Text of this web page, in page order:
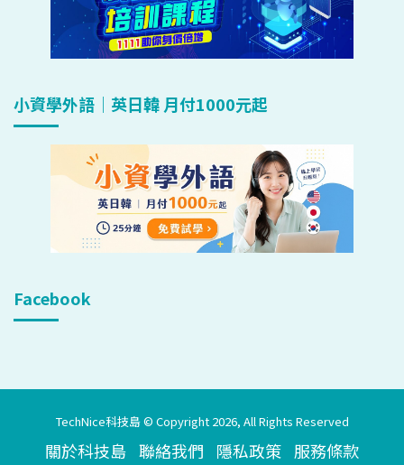
小資學外語｜英日韓 月付1000元起
Facebook
TechNice科技島 © Copyright 2026, All Rights Reserved
關於科技島 聯絡我們 隱私政策 服務條款